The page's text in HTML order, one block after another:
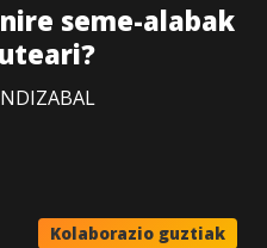
seme-alabak
Kolaborazio guztiak